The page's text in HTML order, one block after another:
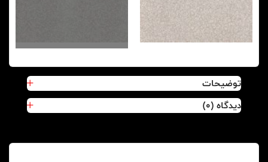
توضیحات
دیدگاه (0)